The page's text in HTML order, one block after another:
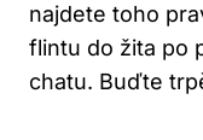
najdete toho
flintu do žita po
chatu. Buďte